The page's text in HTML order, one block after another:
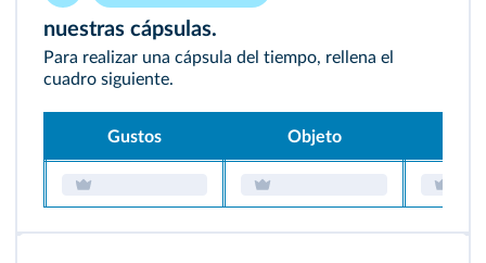
nuestras cápsulas.
Para realizar una cápsula del tiempo, rellena el
cuadro siguiente.
Gustos Objeto